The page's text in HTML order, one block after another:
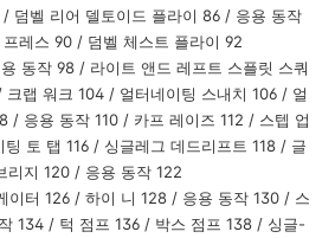
/ 덤벨 리어 델토이드 플라이 86 / 응용 동작
레스 90 / 덤벨 체스트 플라이 92
동작 98 / 라이트 앤드 레프트 스플릿 스쿼
크랩 워크 104 / 얼터네이팅 스내치 106 / 얼
/ 응용 동작 110 / 카프 레이즈 112 / 스텝 업
팅 토 탭 116 / 싱글레그 데드리프트 118 / 글
리지 120 / 응용 동작 122
이터 126 / 하이 니 128 / 응용 동작 130 / 스
134 / 턱 점프 136 / 박스 점프 138 / 싱글-